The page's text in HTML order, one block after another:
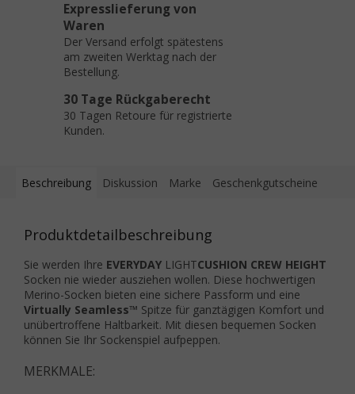
Expresslieferung von
Waren
Der Versand erfolgt spätestens
am zweiten Werktag nach der
Bestellung.
30 Tage Rückgaberecht
30 Tagen Retoure für registrierte
Kunden.
Beschreibung Diskussion Marke Geschenkgutscheine
Produktdetailbeschreibung
Sie werden Ihre EVERYDAY LIGHTCUSHION CREW HEIGHT
Socken nie wieder ausziehen wollen. Diese hochwertigen
Merino-Socken bieten eine sichere Passform und eine
Virtually Seamless™ Spitze für ganztägigen Komfort und
unübertroffene Haltbarkeit. Mit diesen bequemen Socken
können Sie Ihr Sockenspiel aufpeppen.
MERKMALE: